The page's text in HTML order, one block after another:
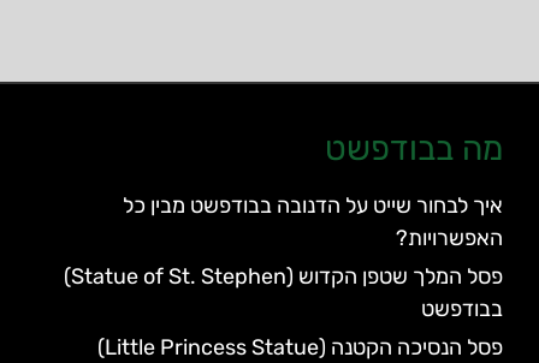
מה בבודפשט
איך לבחור שייט על הדנובה בבודפשט מבין כל
האפשרויות?
פסל המלך שטפן הקדוש (Statue of St. Stephen)
בבודפשט
פסל הנסיכה הקטנה (Little Princess Statue)